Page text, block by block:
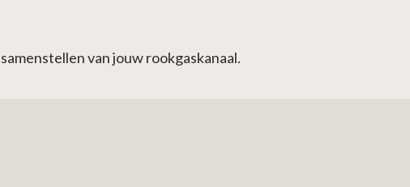
van jouw rookgaskanaal.